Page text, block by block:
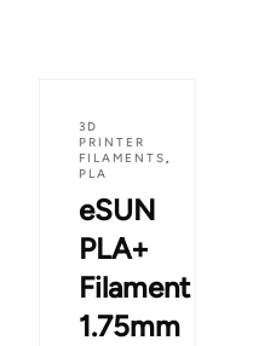
3D
PRINTER
FILAMENTS,
PLA
eSUN
PLA+
Filament
1.75mm